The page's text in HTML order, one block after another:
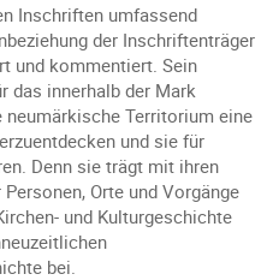
Inschriften umfassend
der Inschriftenträger
und kommentiert. Sein
das innerhalb der Mark
neumärkische Territorium eine
und sie für
Denn sie trägt mit ihren
Orte und Vorgänge
und Kulturgeschichte
bei.